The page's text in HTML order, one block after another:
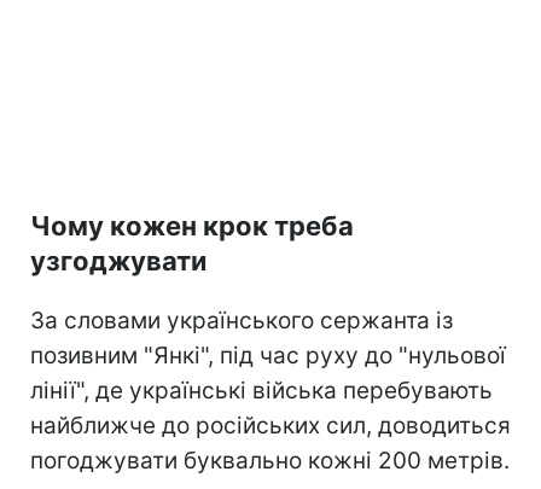
Чому кожен крок треба
узгоджувати
За словами українського сержанта із
позивним "Янкі", під час руху до "нульової
лінії", де українські війська перебувають
найближче до російських сил, доводиться
погоджувати буквально кожні 200 метрів.